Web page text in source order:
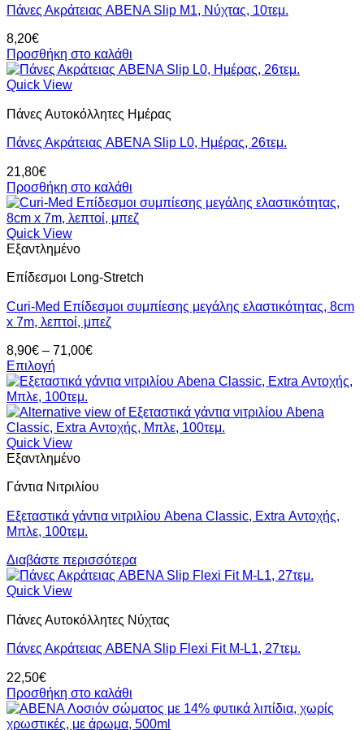
Πάνες Ακράτειας ABENA Slip M1, Νύχτας, 10τεμ.
8,20€
Προσθήκη στο καλάθι
Quick View
Πάνες Αυτοκόλλητες Ημέρας
Πάνες Ακράτειας ABENA Slip L0, Ημέρας, 26τεμ.
21,80€
Προσθήκη στο καλάθι
Quick View
Εξαντλημένο
Επίδεσμοι Long-Stretch
Curi-Med Επίδεσμοι συμπίεσης μεγάλης ελαστικότητας, 8cm
x 7m, λεπτοί, μπεζ
8,90€ – 71,00€Price
8,90€
71,00€
Επιλογή
Αυτό
το
προϊόν
έχει
πολλαπλές
παραλλαγές.
επιλογές
να
επιλεγούν
σελίδα
του
προϊόντος
Quick View
Εξαντλημένο
Γάντια Νιτριλίου
Εξεταστικά γάντια νιτριλίου Abena Classic, Extra Αντοχής,
Μπλε, 100τεμ.
Διαβάστε περισσότερα
Quick View
Πάνες Αυτοκόλλητες Νύχτας
Πάνες Ακράτειας ABENA Slip Flexi Fit M-L1, 27τεμ.
22,50€
Προσθήκη στο καλάθι